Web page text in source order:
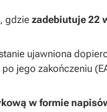
gdzie zadebiutuje 22
ujawniona
jego zakończeniu
w formie